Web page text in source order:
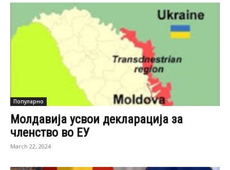
Популарно
Молдавија усвои декларација за
членство во ЕУ
March 22, 2024